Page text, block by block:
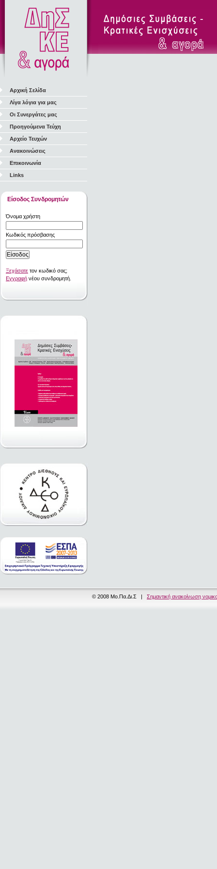
Αρχική Σελίδα
Λίγα λόγια για μας
Οι Συνεργάτες μας
Προηγούμενα Τεύχη
Αρχείο Τευχών
Ανακοινώσεις
Επικοινωνία
Links
Είσοδος Συνδρομητών
Όνομα χρήστη
Κωδικός πρόσβασης
Ξεχάσατε τον κωδικό σας;
Εγγραφή νέου συνδρομητή.
© 2008 Μο.Πα.Δι.Σ | Σημαντική ανακοίνωση